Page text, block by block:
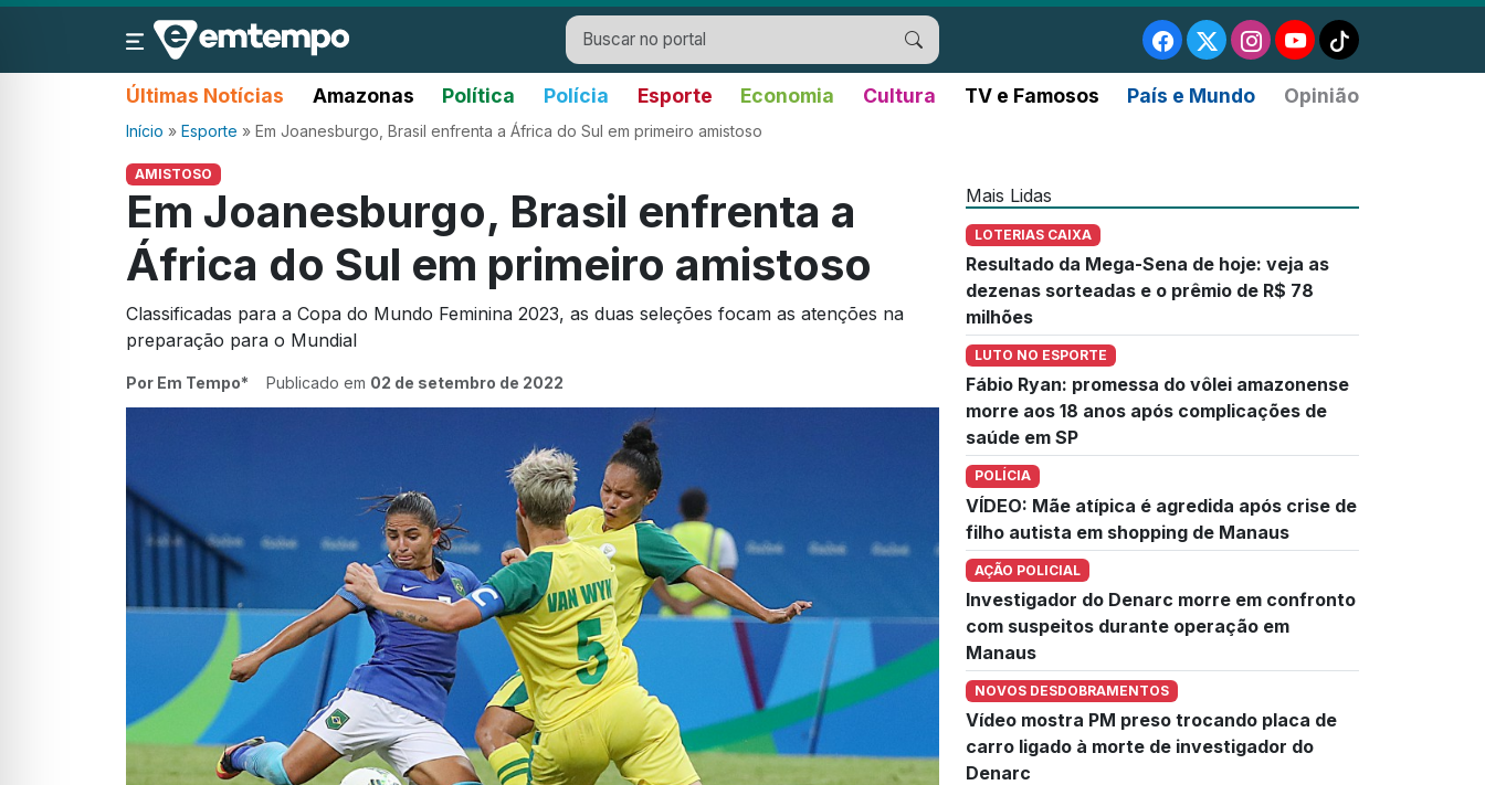
Últimas Notícias Amazonas Política Polícia Esporte Economia Cultura TV e Famosos País e Mundo Opinião
Início » Esporte » Em Joanesburgo, Brasil enfrenta a África do Sul em primeiro amistoso
AMISTOSO
Em Joanesburgo, Brasil enfrenta a
África do Sul em primeiro amistoso
Classificadas para a Copa do Mundo Feminina 2023, as duas seleções focam as atenções na
preparação para o Mundial
Por Em Tempo* Publicado em 02 de setembro de 2022
Mais Lidas
LOTERIAS CAIXA
Resultado da Mega-Sena de hoje: veja as
dezenas sorteadas e o prêmio de R$ 78
milhões
LUTO NO ESPORTE
Fábio Ryan: promessa do vôlei amazonense
morre aos 18 anos após complicações de
saúde em SP
POLÍCIA
VÍDEO: Mãe atípica é agredida após crise de
filho autista em shopping de Manaus
AÇÃO POLICIAL
Investigador do Denarc morre em confronto
com suspeitos durante operação em
Manaus
NOVOS DESDOBRAMENTOS
Vídeo mostra PM preso trocando placa de
carro ligado à morte de investigador do
Denarc